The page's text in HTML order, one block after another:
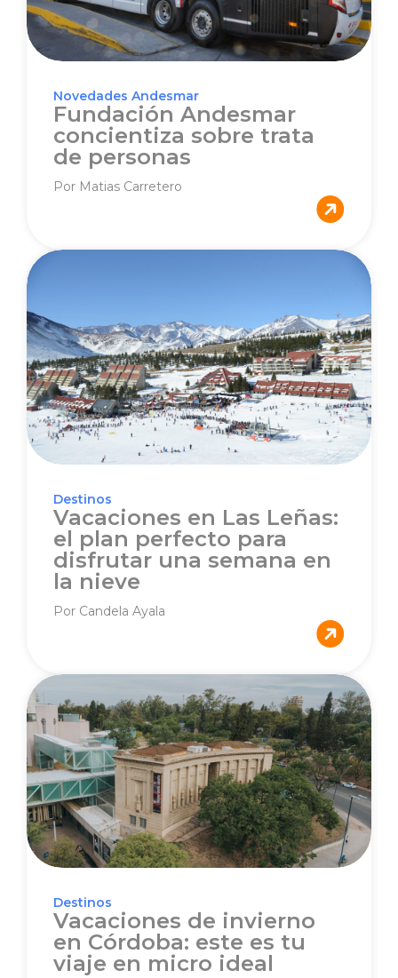
Novedades Andesmar
Fundación Andesmar
concientiza sobre trata
de personas
Por Matias Carretero
Destinos
Vacaciones en Las Leñas:
el plan perfecto para
disfrutar una semana en
la nieve
Por Candela Ayala
Destinos
Vacaciones de invierno
en Córdoba: este es tu
viaje en micro ideal